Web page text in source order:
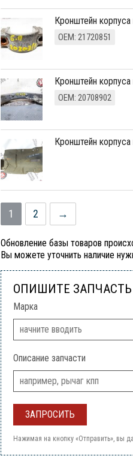
Кронштейн
ОЕМ: 21720851
кронштейн
ОЕМ: 20708902
кронштейн
1 2 →
Обновление базы товаров
Вы можете уточнить наличие
ОПИШИТЕ
Марка
Описание запчасти
Нажимая на кнопку «Отправить», вы